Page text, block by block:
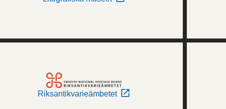
Riksantikvarieämbetet